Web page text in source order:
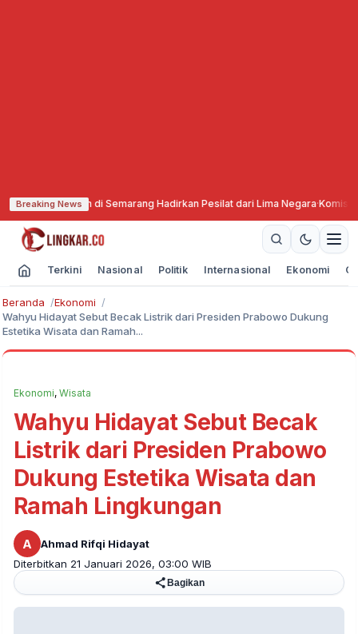
Breaking Newsdi Semarang Hadirkan Pesilat dari Lima Negara·Komisi X DPR
Terkini Nasional Politik Internasional Ekonomi
Beranda
Ekonomi
Wahyu Hidayat Sebut Becak Listrik dari Presiden Prabowo Dukung
Estetika Wisata dan Ramah...
Ekonomi, Wisata
Wahyu Hidayat Sebut Becak
Listrik dari Presiden Prabowo
Dukung Estetika Wisata dan
Ramah Lingkungan
A
Ahmad Rifqi Hidayat
Diterbitkan 21 Januari 2026, 03:00 WIB
Bagikan